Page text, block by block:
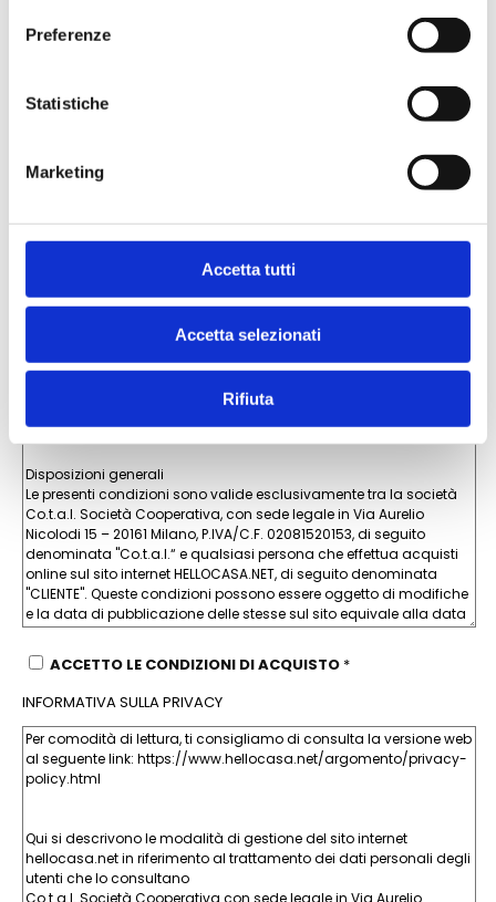
Preferenze
Statistiche
Marketing
Accetta tutti
Accetta selezionati
Rifiuta
Password*
Vuoi iscriverti alla newsletter?
NO
SI
Vuoi ricevere offerte promozionali e/o pubblicità?
NO
SI
ACCETTO LE CONDIZIONI DI ACQUISTO *
INFORMATIVA SULLA PRIVACY